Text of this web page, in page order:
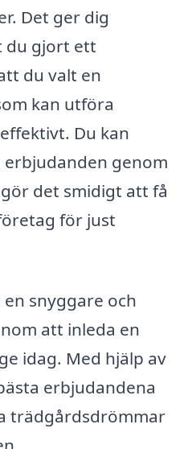
Det ger dig
du gjort ett
du valt en
kan utföra
Du kan
erbjudanden genom
det smidigt att få
för just
snyggare och
att inleda en
idag. Med hjälp av
erbjudandena
trädgårdsdrömmar